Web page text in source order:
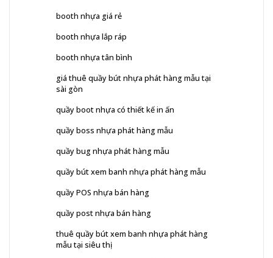
booth nhựa giá rẻ
booth nhựa lắp ráp
booth nhựa tân bình
giá thuê quầy bút nhựa phát hàng mẫu tại
sài gòn
quầy boot nhựa có thiết kế in ấn
quầy boss nhựa phát hàng mẫu
quầy bug nhựa phát hàng mẫu
quầy bút xem banh nhựa phát hàng mẫu
quầy POS nhựa bán hàng
quầy post nhựa bán hàng
thuê quầy bút xem banh nhựa phát hàng
mẫu tại siêu thị